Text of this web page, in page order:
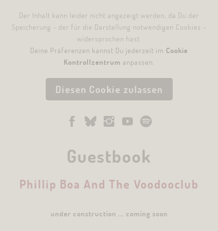
Der Inhalt kann leider nicht angezeigt werden, da Du der
Speicherung - der für die Darstellung notwendigen Cookies -
widersprochen hast.
Deine Präferenzen kannst Du jederzeit im Cookie
Kontrollzentrum anpassen.
Diesen Cookie zulassen
Guestbook
Phillip Boa And The Voodooclub
under construction ... coming soon